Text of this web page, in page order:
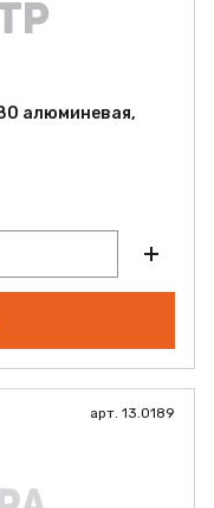
алюминевая,
арт. 13.0189